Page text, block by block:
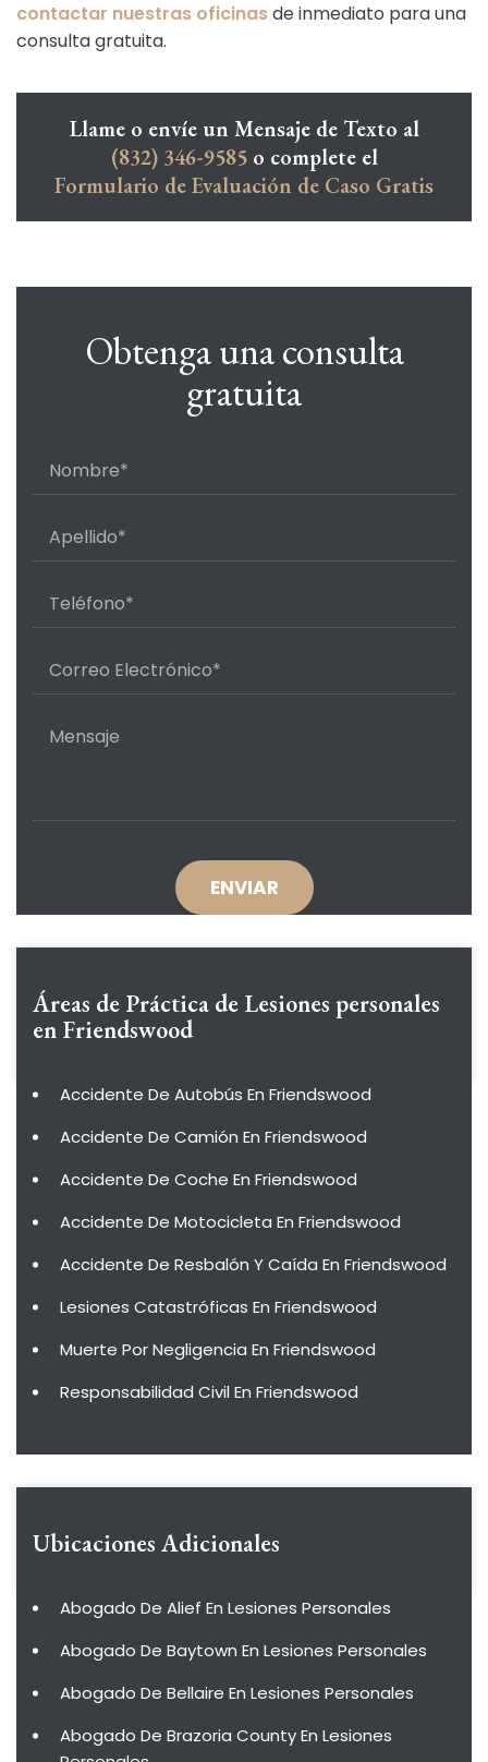
contactar nuestras oficinasde inmediato para una
consulta gratuita.
Llame o envíe un Mensaje de Texto al
(832) 346-9585o complete el
Formulario de Evaluación de Caso Gratis
Obtenga una consulta
gratuita
Áreas de Práctica de Lesiones personales
en Friendswood
Accidente De Autobús En Friendswood
Accidente De Camión En Friendswood
Accidente De Coche En Friendswood
Accidente De Motocicleta En Friendswood
Accidente De Resbalón Y Caída En Friendswood
Lesiones Catastróficas En Friendswood
Muerte Por Negligencia En Friendswood
Responsabilidad Civil En Friendswood
Ubicaciones Adicionales
Abogado De Alief En Lesiones Personales
Abogado De Baytown En Lesiones Personales
Abogado De Bellaire En Lesiones Personales
Abogado De Brazoria County En Lesiones